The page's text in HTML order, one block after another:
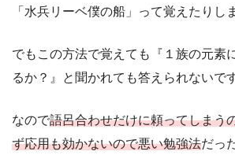
「水兵リーベ僕の船」って覚えたりし
でもこの方法で覚えても『１族の元素
るか？』と聞かれても答えられないで
なので語呂合わせだけに頼ってしまう
ず応用も効かないので悪い勉強法だっ